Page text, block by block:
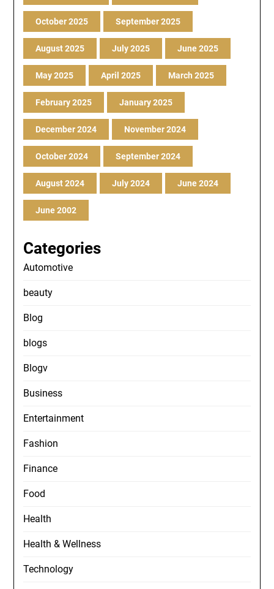
October 2025 September 2025
August 2025 July 2025 June 2025
May 2025 April 2025 March 2025
February 2025 January 2025
December 2024 November 2024
October 2024 September 2024
August 2024 July 2024 June 2024
June 2002
Categories
Automotive
beauty
Blog
blogs
Blogv
Business
Entertainment
Fashion
Finance
Food
Health
Health & Wellness
Technology